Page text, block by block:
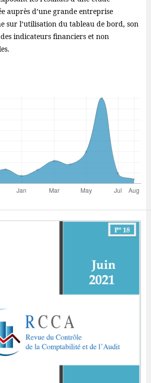
auprès d’une grande entreprise
sur l’utilisation du tableau de bord, son
indicateurs financiers et non